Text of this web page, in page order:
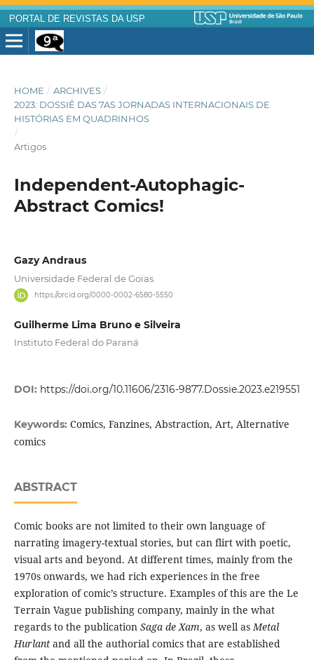
PORTAL DE REVISTAS DA USP
HOME / ARCHIVES /
2023: DOSSIÊ DAS 7AS JORNADAS INTERNACIONAIS DE
HISTÓRIAS EM QUADRINHOS
/
Artigos
Independent-Autophagic-
Abstract Comics!
Gazy Andraus
Universidade Federal de Goias
https://orcid.org/0000-0002-6580-5550
Guilherme Lima Bruno e Silveira
Instituto Federal do Paraná
DOI: https://doi.org/10.11606/2316-9877.Dossie.2023.e219551
Keywords: Comics, Fanzines, Abstraction, Art, Alternative
comics
ABSTRACT
Comic books are not limited to their own language of
narrating imagery-textual stories, but can flirt with poetic,
visual arts and beyond. At different times, mainly from the
1970s onwards, we had rich experiences in the free
exploration of comic’s structure. Examples of this are the Le
Terrain Vague publishing company, mainly in the what
regards to the publication Saga de Xam, as well asMetal
Hurlantand all the authorial comics that are established